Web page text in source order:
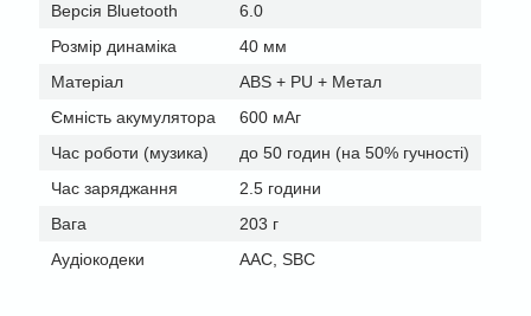
Версія Bluetooth
6.0
Розмір динаміка
40 мм
Матеріал
ABS + PU + Метал
Ємність акумулятора
600 мАг
Час роботи (музика)
до 50 годин (на 50% гучності)
Час заряджання
2.5 години
Вага
203 г
Аудіокодеки
AAC, SBC